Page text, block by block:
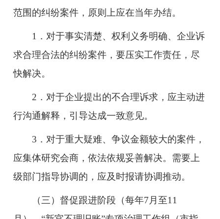
范围的纠纷案件，原则上应在当年办结。
1．对于事实清楚、权利义务明确、企业诉
求合理合法的纠纷案件，要压实工作责任，尽
快解决。
2．对于企业提出的不合理诉求，应主动进
行沟通解释，引导达成一致意见。
3．对于重大疑难、争议金额较大的案件，
应集体研究会商，依法依规妥善解决。需要上
级部门指导协调的，应及时报请协调推动。
（三）督促跟进阶段 （每年7月至11